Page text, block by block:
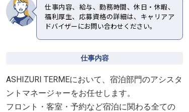
仕事内容、給与、勤務時間、休日・休暇、
福利厚生、応募資格の詳細は、キャリアア
ドバイザーにお問い合わせください。
仕事内容
ASHIZURI TERMEにおいて、宿泊部門のアシスタ
ントマネージャーをお任せします。
フロント・客室・予約など宿泊に関わる全ての